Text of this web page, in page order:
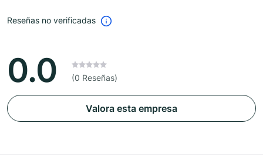
Reseñas no verificadas
0.0 (0 Reseñas)
Valora esta empresa